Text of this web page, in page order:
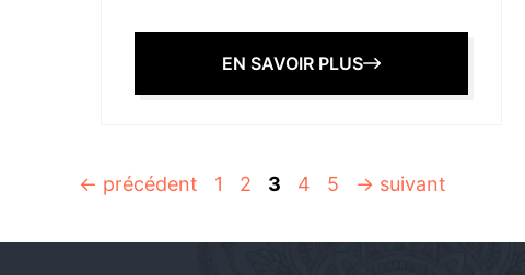
EN SAVOIR PLUS
← précédent Page
1 Page
2 Page
3 Page
4 Page
5 → suivant